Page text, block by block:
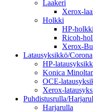
Laakeri
Xerox-
Holkki
HP-holkki
Ricoh-
Xerox-
Latausyksikkö/Corona
HP-
Konica
OCE-
Xerox-
Puhdistusrulla/
Harjarulla